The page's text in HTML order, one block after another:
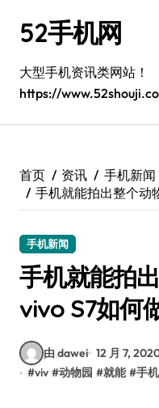
52手机网
大型手机资讯类网站！
https://
首页 资讯 手机新闻
手机就能拍出整个动
手机新闻
手机就能拍
vivo S7如何
由 dawei 12 月 7,
#viv #动物园 #就能 #手机